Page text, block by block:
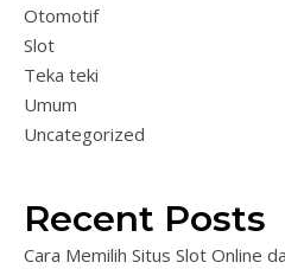
Otomotif
Slot
Teka teki
Umum
Uncategorized
Recent Posts
Cara Memilih Situs Slot Online